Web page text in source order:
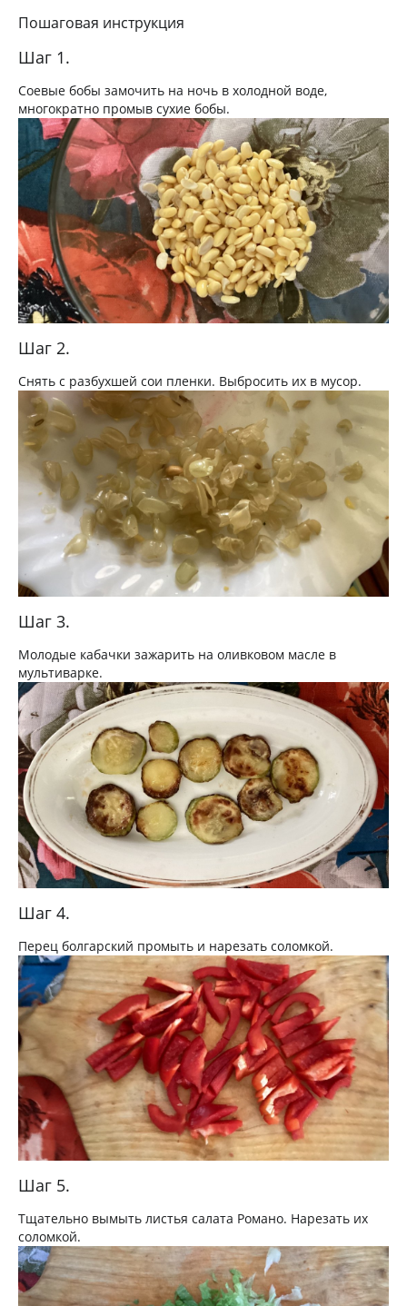
Пошаговая инструкция
Шаг 1.
Соевые бобы замочить на ночь в холодной воде,
многократно промыв сухие бобы.
Шаг 2.
Снять с разбухшей сои пленки. Выбросить их в мусор.
Шаг 3.
Молодые кабачки зажарить на оливковом масле в
мультиварке.
Шаг 4.
Перец болгарский промыть и нарезать соломкой.
Шаг 5.
Тщательно вымыть листья салата Романо. Нарезать их
соломкой.